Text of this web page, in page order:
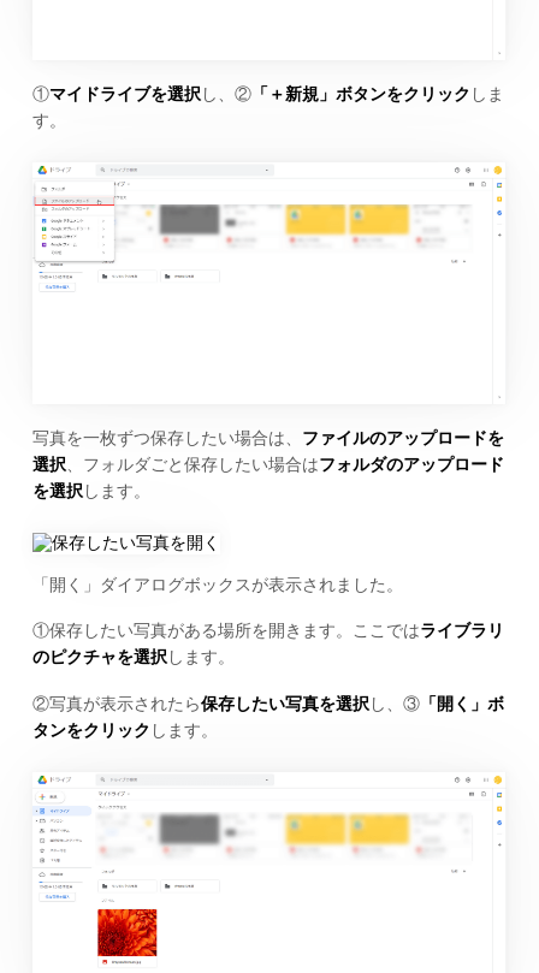
①マイドライブを選択し、②「＋新規」ボタンをクリック しま
す。
写真を一枚ずつ保存したい場合は、 ファイルのアップロードを
選択 、フォルダごと保存したい場合はフォルダのアップロード
を選択 します。
「開く」ダイアログボックスが表示されました。
①保存したい写真がある場所を開きます。ここではライブラリ
のピクチャを選択します。
②写真が表示されたら保存したい写真を選択し、③「開く」ボ
タンをクリック します。